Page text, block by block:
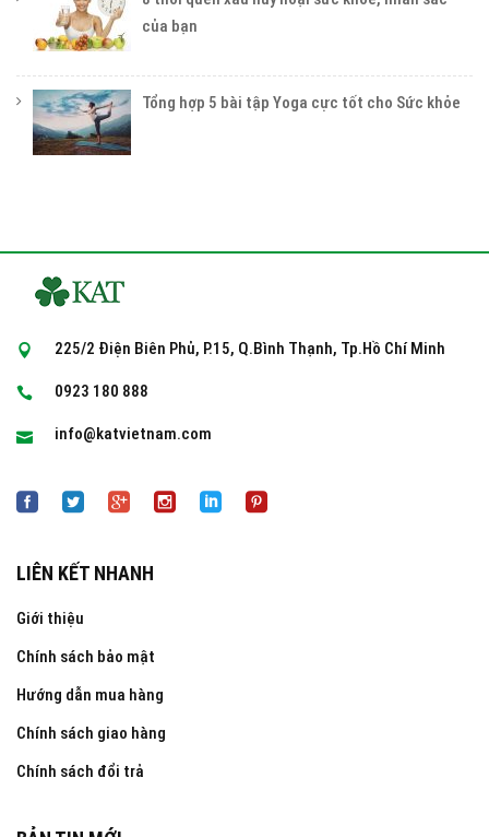
của bạn
Tổng hợp 5 bài tập Yoga cực tốt cho Sức khỏe
225/2 Điện Biên Phủ, P.15, Q.Bình Thạnh, Tp.Hồ Chí Minh
0923 180 888
info@katvietnam.com
LIÊN KẾT NHANH
Giới thiệu
Chính sách bảo mật
Hướng dẫn mua hàng
Chính sách giao hàng
Chính sách đổi trả